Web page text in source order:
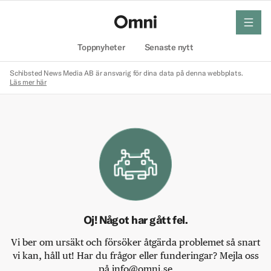
Toppnyheter Senaste nytt
meny
Schibsted News Media AB är ansvarig för dina data på denna webbplats.
Läs mer här
Oj! Något har gått fel.
Vi ber om ursäkt och försöker åtgärda problemet så snart
vi kan, håll ut! Har du frågor eller funderingar? Mejla oss